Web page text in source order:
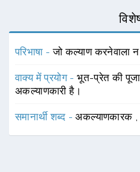
परिभाषा -जो कल्याण करनेवाला न
वाक्य में प्रयोग -भूत-प्रेत की
अकल्याणकारी है।
समानार्थी शब्द -अकल्याणकारक ,